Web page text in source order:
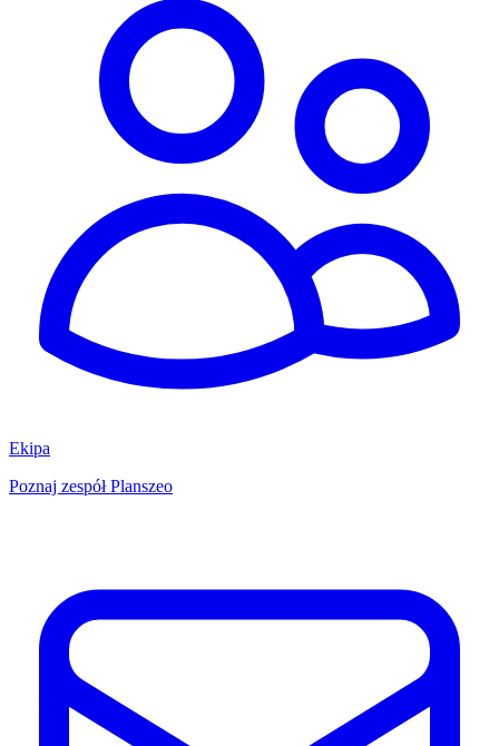
Ekipa
Poznaj zespół Planszeo